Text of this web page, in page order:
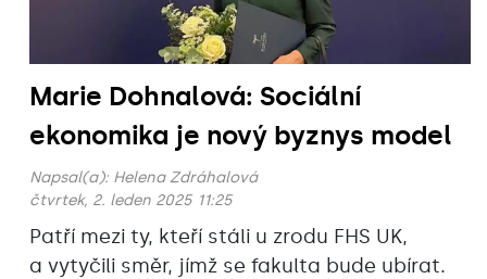
Marie Dohnalová: Sociální
ekonomika je nový byznys model
Napsal(a): Helena Zdráhalová
čtvrtek, 2. leden 2025 11:25
Patří mezi ty, kteří stáli u zrodu FHS UK,
a vytyčili směr, jímž se fakulta bude ubírat.